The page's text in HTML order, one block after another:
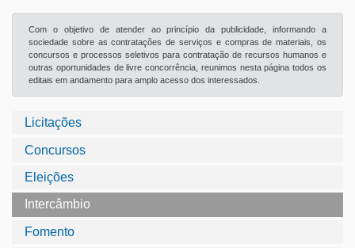
Licitações
Concursos
Eleições
Intercâmbio
Fomento
Com o objetivo de atender ao princípio da publicidade, informando a
sociedade sobre as contratações de serviços e compras de materiais, os
concursos e processos seletivos para contratação de recursos humanos e
outras oportunidades de livre concorrência, reunimos nesta página todos os
editais em andamento para amplo acesso dos interessados.